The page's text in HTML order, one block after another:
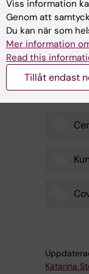
kriser
dra
– Min
jag med
Katarina
Viss information
Genom att
Du kan när som
Mer information
Read this
Tillåt endast